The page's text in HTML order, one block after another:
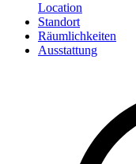
Location
Standort
Räumlichkeiten
Ausstattung